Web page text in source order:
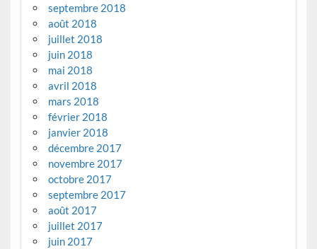
septembre 2018
août 2018
juillet 2018
juin 2018
mai 2018
avril 2018
mars 2018
février 2018
janvier 2018
décembre 2017
novembre 2017
octobre 2017
septembre 2017
août 2017
juillet 2017
juin 2017